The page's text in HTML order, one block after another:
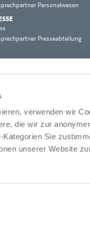
verwenden wir
die wir zur
Sie
unserer Website
Personalwesen
Presseabteilung
LinkedIn